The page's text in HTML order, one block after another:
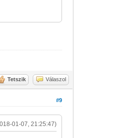
Tetszik Válaszol
#9
01-07, 21:25:47)